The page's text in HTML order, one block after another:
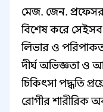
মেজ. জেন.
বিশেষ করে
লিভার ও
দীর্ঘ অভিজ্ঞতা ও
চিকিৎসা পদ্ধতি
রোগীর শারীরিক